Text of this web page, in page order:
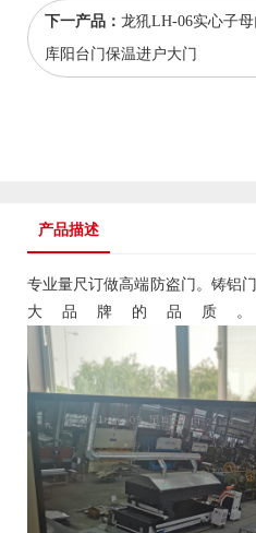
下一产品： 龙犼LH-06实心子
库阳台门保温进户大门
产品描述
专业量尺订做高端 防盗门 。铸铝
大品牌的品质